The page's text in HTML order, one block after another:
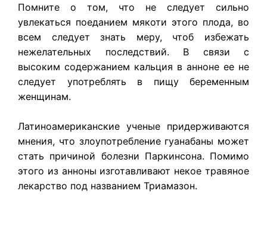
Помните о том, что не следует сильно
увлекаться поеданием мякоти этого плода, во
всем следует знать меру, чтоб избежать
нежелательных последствий. В связи с
высоким содержанием кальция в анноне ее не
следует употреблять в пищу беременным
женщинам.
Латиноамериканские ученые придерживаются
мнения, что злоупотребление гуанабаны может
стать причиной болезни Паркинсона. Помимо
этого из анноны изготавливают некое травяное
лекарство под названием Триамазон.